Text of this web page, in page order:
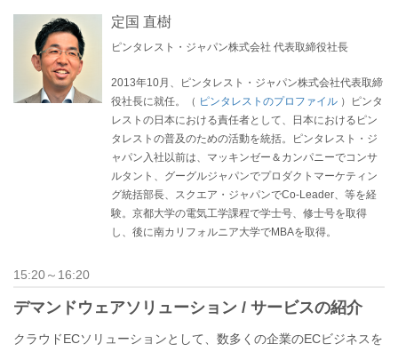
定国 直樹
ピンタレスト・ジャパン株式会社 代表取締役社長
2013年10月、ピンタレスト・ジャパン株式会社代表取締
役社長に就任。（ ピンタレストのプロファイル ）ピンタ
レストの日本における責任者として、日本におけるピン
タレストの普及のための活動を統括。ピンタレスト・ジ
ャパン入社以前は、マッキンゼー＆カンパニーでコンサ
ルタント、グーグルジャパンでプロダクトマーケティン
グ統括部長、スクエア・ジャパンでCo-Leader、等を経
験。京都大学の電気工学課程で学士号、修士号を取得
し、後に南カリフォルニア大学でMBAを取得。
15:20～16:20
デマンドウェアソリューション / サービスの紹介
クラウドECソリューションとして、数多くの企業のECビジネスを